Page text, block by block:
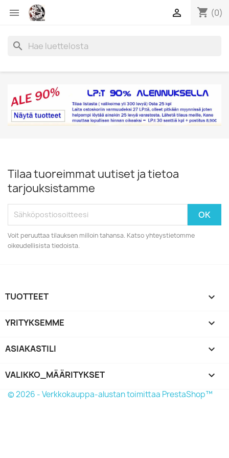
 shopping_cart (0)

search
Tilaa tuoreimmat uutiset ja tietoa
tarjouksistamme
Voit peruuttaa tilauksen milloin tahansa. Katso yhteystietomme
oikeudellisista tiedoista.
TUOTTEET 
YRITYKSEMME 
ASIAKASTILI 
VALIKKO_MÄÄRITYKSET keyboard_arrow_down
© 2026 - Verkkokauppa-alustan toimittaa PrestaShop™